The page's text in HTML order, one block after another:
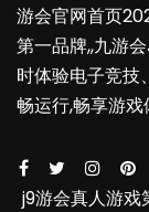
游会官网首页
第一品牌,,九游
时体验电子竞技
畅运行,畅享游戏
j9游会真人游戏